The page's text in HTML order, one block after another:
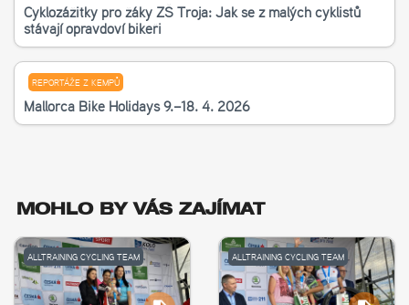
Cyklozážitky pro žáky ZŠ Troja: Jak se z malých cyklistů
stávají opravdoví bikeři
REPORTÁŽE Z KEMPŮ
Mallorca Bike Holidays 9.–18. 4. 2026
MOHLO BY VÁS ZAJÍMAT
ALLTRAINING CYCLING TEAM ALLTRAINING CYCLING TEAM